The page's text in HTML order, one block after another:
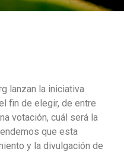
lanzan la iniciativa
fin de elegir, de entre
votación, cuál será la
que esta
y la divulgación de